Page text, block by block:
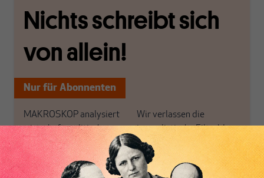
Nichts schreibt sich
von allein!
Nur für Abonnenten
MAKROSKOP analysiert
wirtschaftspolitische
Themen aus einer
postkeynesianischen
Perspektive und ist damit
Wir verlassen die
journalistische Filterblase,
in der sich viele
eingerichtet haben. Wir
öffnen Fenster und